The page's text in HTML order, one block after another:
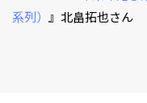
系列） 』北畠拓也さん